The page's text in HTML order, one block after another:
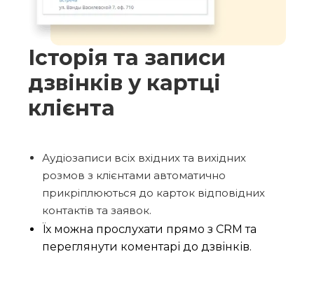
Історія та записи
дзвінків у картці
клієнта
Аудіозаписи всіх вхідних та вихідних
розмов з клієнтами автоматично
прикріплюються до карток відповідних
контактів та заявок.
Їх можна прослухати прямо з CRM та
переглянути коментарі до дзвінків.